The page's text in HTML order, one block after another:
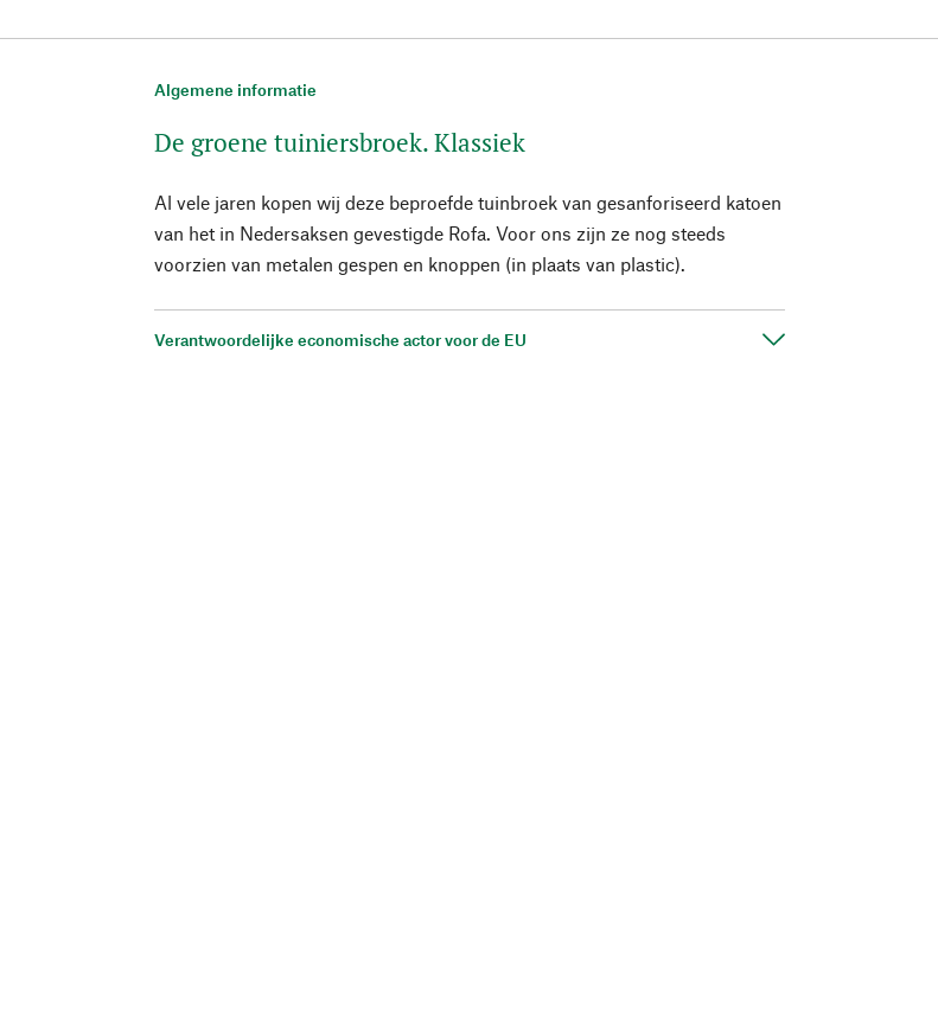
Algemene informatie
De groene tuiniersbroek. Klassiek
Al vele jaren kopen wij deze beproefde tuinbroek van gesanforiseerd katoen
van het in Nedersaksen gevestigde Rofa. Voor ons zijn ze nog steeds
voorzien van metalen gespen en knoppen (in plaats van plastic).
Verantwoordelijke economische actor voor de EU